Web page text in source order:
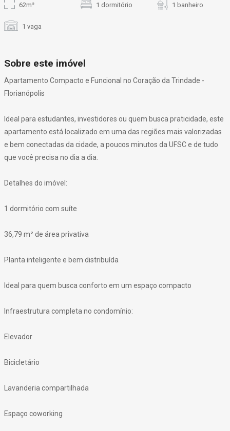
62m² 1 dormitório 1 banheiro
1 vaga
Sobre este imóvel
Apartamento Compacto e Funcional no Coração da Trindade -
Florianópolis
Ideal para estudantes, investidores ou quem busca praticidade, este
apartamento está localizado em uma das regiões mais valorizadas
e bem conectadas da cidade, a poucos minutos da UFSC e de tudo
que você precisa no dia a dia.
Detalhes do imóvel:
1 dormitório com suíte
36,79 m² de área privativa
Planta inteligente e bem distribuída
Ideal para quem busca conforto em um espaço compacto
Infraestrutura completa no condomínio:
Elevador
Bicicletário
Lavanderia compartilhada
Espaço coworking